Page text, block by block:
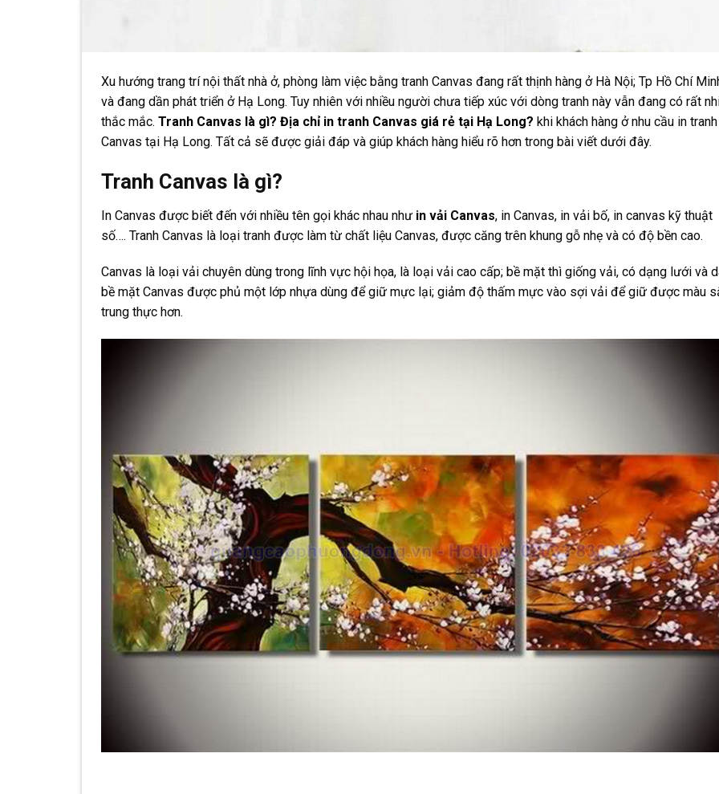
Xu hướng trang trí nội thất nhà ở, phòng làm việc bằng tranh Canvas đang rất thịnh hàng ở Hà Nội; Tp Hồ Chí
và đang dần phát triển ở Hạ Long. Tuy nhiên với nhiều người chưa tiếp xúc với dòng tranh này vẫn đang có rất
thắc mắc. Tranh Canvas là gì? Địa chỉ in tranh Canvas giá rẻ tại Hạ Long? khi khách hàng ở nhu cầu in tranh
Canvas tại Hạ Long. Tất cả sẽ được giải đáp và giúp khách hàng hiểu rõ hơn trong bài viết dưới đây.
Tranh Canvas là gì?
In Canvas được biết đến với nhiều tên gọi khác nhau như in vải Canvas, in Canvas, in vải bố, in canvas kỹ thuật
số…. Tranh Canvas là loại tranh được làm từ chất liệu Canvas, được căng trên khung gỗ nhẹ và có độ bền cao.
Canvas là loại vải chuyên dùng trong lĩnh vực hội họa, là loại vải cao cấp; bề mặt thì giống vải, có dạng lưới và
bề mặt Canvas được phủ một lớp nhựa dùng để giữ mực lại; giảm độ thấm mực vào sợi vải để giữ được màu
trung thực hơn.